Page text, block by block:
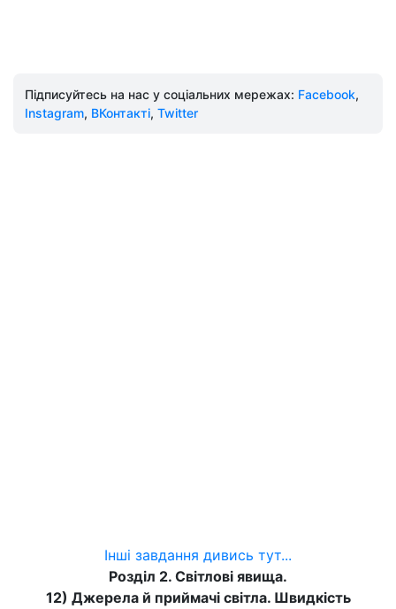
Підписуйтесь на нас у соціальних мережах: Facebook,
Instagram, ВКонтакті, Twitter
Інші завдання дивись тут...
Розділ 2. Світлові явища.
12) Джерела й приймачі світла. Швидкість